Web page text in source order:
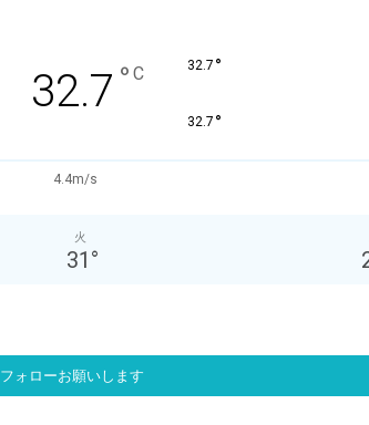
32.7 ° C 32.7 °
32.7 °
4.4m/s
火
31 °
フォローお願いします